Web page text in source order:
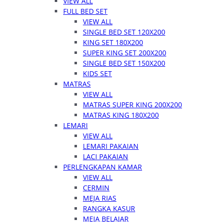
FULL BED SET
VIEW ALL
SINGLE BED SET 120X200
KING SET 180X200
SUPER KING SET 200X200
SINGLE BED SET 150X200
KIDS SET
MATRAS
VIEW ALL
MATRAS SUPER KING 200X200
MATRAS KING 180X200
LEMARI
VIEW ALL
LEMARI PAKAIAN
LACI PAKAIAN
PERLENGKAPAN KAMAR
VIEW ALL
CERMIN
MEJA RIAS
RANGKA KASUR
MEJA BELAJAR